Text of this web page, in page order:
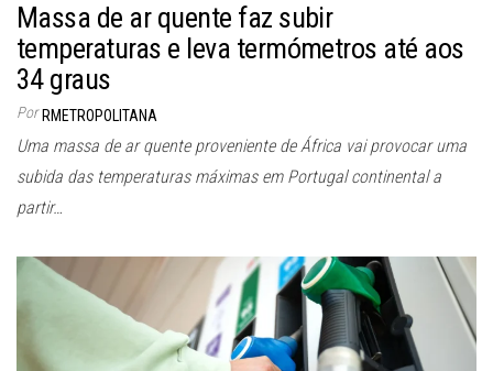
Massa de ar quente faz subir
temperaturas e leva termómetros até aos
34 graus
Por RMETROPOLITANA
Uma massa de ar quente proveniente de África vai provocar uma
subida das temperaturas máximas em Portugal continental a
partir…